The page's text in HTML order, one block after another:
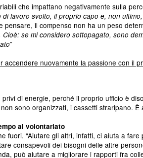
che impattano negativamente sulla
di lavoro svolto, il proprio capo e, non
pensare, il compenso non ha un peso
Cioè: se mi considero sottopagato, sono
”
accendere nuovamente la passione con il
di energie, perché il proprio ufficio è
sono organizzati, i cassetti straripano.
al volontariato
fuori. “Aiutare gli altri, infatti, ci aiuta a
consapevoli dei bisogni delle altre
può aiutare a migliorare i rapporti fra